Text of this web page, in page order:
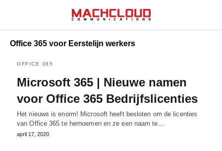
Office 365 voor Eerstelijn werkers
OFFICE 365
Microsoft 365 | Nieuwe namen
voor Office 365 Bedrijfslicenties
Het nieuws is enorm! Microsoft heeft besloten om de licenties
van Office 365 te hernoemen en ze een naam te…
april 17, 2020